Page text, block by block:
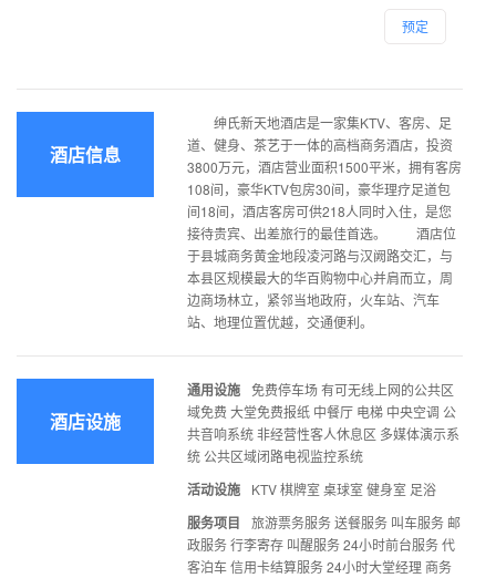
预定
酒店信息
绅氏新天地酒店是一家集KTV、客房、足
道、健身、茶艺于一体的高档商务酒店，投资
3800万元，酒店营业面积1500平米，拥有客房
108间，豪华KTV包房30间，豪华理疗足道包
间18间，酒店客房可供218人同时入住，是您
接待贵宾、出差旅行的最佳首选。 酒店位
于县城商务黄金地段凌河路与汉阙路交汇，与
本县区规模最大的华百购物中心并肩而立，周
边商场林立，紧邻当地政府，火车站、汽车
站、地理位置优越，交通便利。
酒店设施
通用设施 免费停车场 有可无线上网的公共区
域免费 大堂免费报纸 中餐厅 电梯 中央空调 公
共音响系统 非经营性客人休息区 多媒体演示系
统 公共区域闭路电视监控系统
活动设施 KTV 棋牌室 桌球室 健身室 足浴
服务项目
旅游票务服务 送餐服务 叫车服务 邮
政服务 行李寄存 叫醒服务 24小时前台服务 代
客泊车 信用卡结算服务 24小时大堂经理 商务